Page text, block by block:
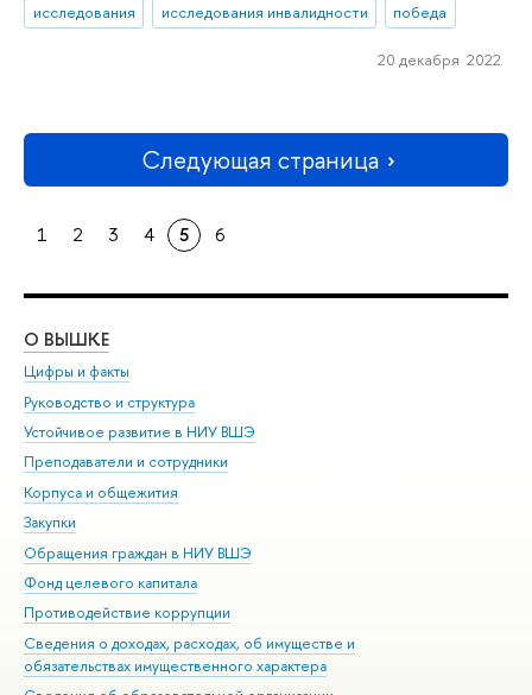
исследования
исследования инвалидности победа
20 декабря 2022
Следующая страница
1 2 3 4 5 6
О ВЫШКЕ
Цифры и факты
Руководство и структура
Устойчивое развитие в НИУ ВШЭ
Преподаватели и сотрудники
Корпуса и общежития
Закупки
Обращения граждан в НИУ ВШЭ
Фонд целевого капитала
Противодействие коррупции
Сведения о доходах, расходах, об имуществе и
обязательствах имущественного характера